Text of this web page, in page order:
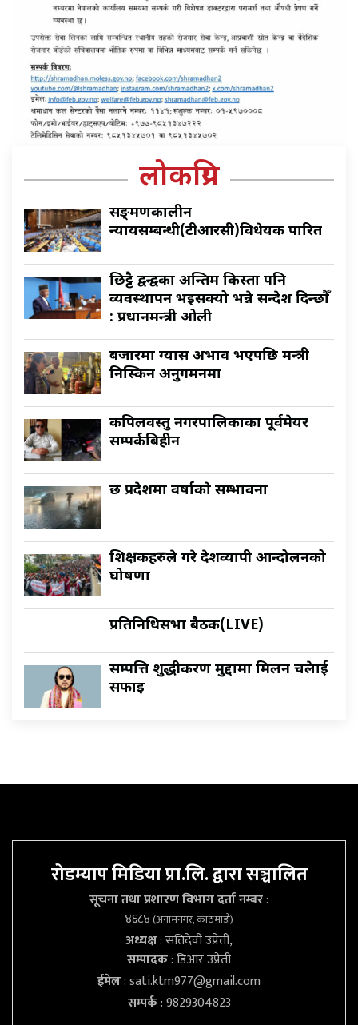
लोकप्रिय
सङ्क्रमणकालीन
न्यायसम्बन्धी(टीआरसी)विधेयक पारित
छिट्टै द्वन्द्वका अन्तिम किस्ता पनि
व्यवस्थापन भइसक्यो भन्ने सन्देश दिन्छौँ
: प्रधानमन्त्री ओली
बजारमा ग्यास अभाव भएपछि मन्त्री
निस्किन अनुगमनमा
कपिलवस्तु नगरपालिकाका पूर्वमेयर
सम्पर्कबिहीन
छ प्रदेशमा वर्षाकाे सम्भावना
शिक्षकहरुले गरे देशव्यापी आन्दोलनको
घोषणा
प्रतिनिधिसभा बैठक(LIVE)
सम्पत्ति शुद्धीकरण मुद्दामा मिलन चक्रेलाई
सफाइ
रोडम्याप मिडिया प्रा.लि. द्वारा सञ्चालित
सूचना तथा प्रशारण विभाग दर्ता नम्बर:
४६८४(अनामनगर, काठमाडौं)
अध्यक्ष: सतिदेवी उप्रेती,
सम्पादक: डिआर उप्रेती
ईमेल:sati.ktm977@gmail.com
सम्पर्क: 9829304823